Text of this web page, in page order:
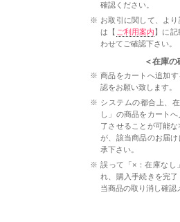
確認ください。
お取引に関して、よ
は【 ご利用案内】に記
わせてご確認下さい。
＜在庫の
商品をカートへ追加
認をお願い致します。
システムの都合上、
し」の商品をカート
了させることが可能
が、該当商品のお届
承下さい。
誤って「×：在庫なし
れ、購入手続きを完
当商品の取り消し確認